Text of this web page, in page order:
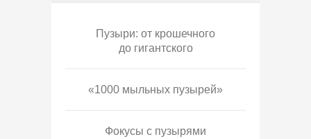
Пузыри: от крошечного
до гигантского
«1000 мыльных пузырей»
Фокусы с пузырями